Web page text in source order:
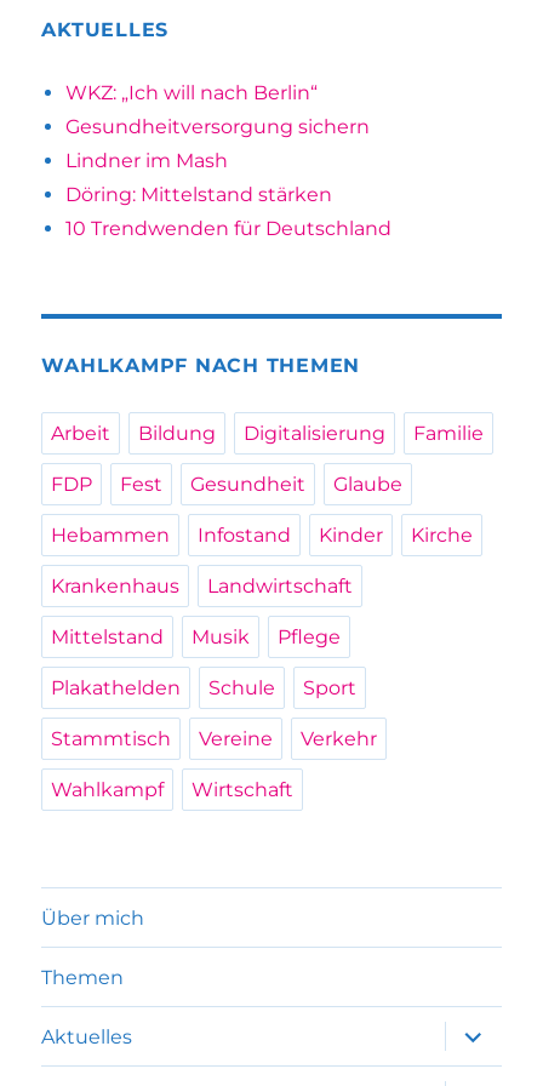
AKTUELLES
WKZ: „Ich will nach Berlin“
Gesundheitversorgung sichern
Lindner im Mash
Döring: Mittelstand stärken
10 Trendwenden für Deutschland
WAHLKAMPF NACH THEMEN
Arbeit Bildung Digitalisierung Familie
FDP Fest Gesundheit Glaube
Hebammen Infostand Kinder Kirche
Krankenhaus Landwirtschaft
Mittelstand Musik Pflege
Plakathelden Schule Sport
Stammtisch Vereine Verkehr
Wahlkampf Wirtschaft
Über mich
Themen
Aktuelles
anzeigen